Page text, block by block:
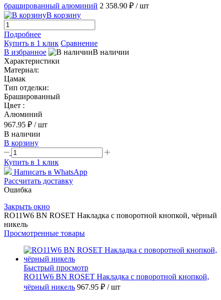
брашированный алюминий 2 358.90 ₽ / шт
В корзину
Подробнее
Купить в 1 клик Сравнение
В избранное
В наличии
Характеристики
Материал:
Цамак
Тип отделки:
Брашированный
Цвет :
Алюминий
967.95 ₽ / шт
В наличии
В корзину
Купить в 1 клик
Написать в WhatsApp
Рассчитать доставку
Ошибка
Закрыть окно
RO11W6 BN ROSET Накладка с поворотной кнопкой, чёрный
никель
Просмотренные товары
Быстрый просмотр
RO11W6 BN ROSET Накладка с поворотной кнопкой,
чёрный никель 967.95 ₽ / шт